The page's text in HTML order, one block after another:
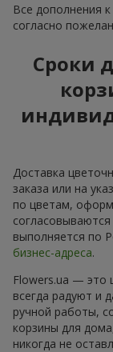
Все дополнения
согласно
Сроки
Доставка
заказа или на
по цветам,
выполняется по
бизнес-адреса.
Flowers.ua — это
всегда радуют и
ручной работы,
корзины для
никогда не